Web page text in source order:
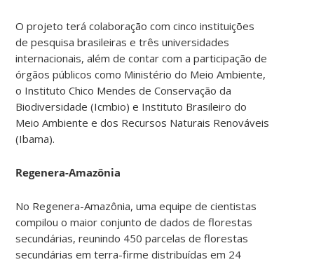
O projeto terá colaboração com cinco instituições
de pesquisa brasileiras e três universidades
internacionais, além de contar com a participação de
órgãos públicos como Ministério do Meio Ambiente,
o Instituto Chico Mendes de Conservação da
Biodiversidade (Icmbio) e Instituto Brasileiro do
Meio Ambiente e dos Recursos Naturais Renováveis
(Ibama).
Regenera-Amazônia
No Regenera-Amazônia, uma equipe de cientistas
compilou o maior conjunto de dados de florestas
secundárias, reunindo 450 parcelas de florestas
secundárias em terra-firme distribuídas em 24